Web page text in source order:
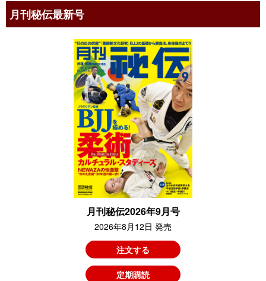
月刊秘伝最新号
月刊秘伝2026年9月号
2026年8月12日 発売
注文する
定期購読